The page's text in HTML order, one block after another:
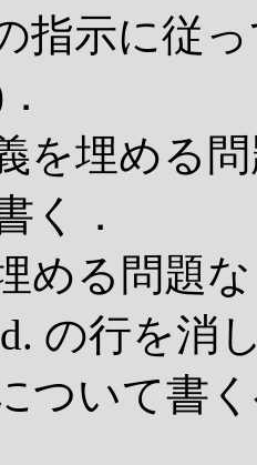
指示に従
を埋める
く．
める問題
の行を消
ついて書